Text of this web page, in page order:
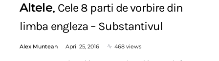
Altele Cele 8 parti de vorbire din
limba engleza – Substantivul
Alex Muntean April 25, 2016 468 views